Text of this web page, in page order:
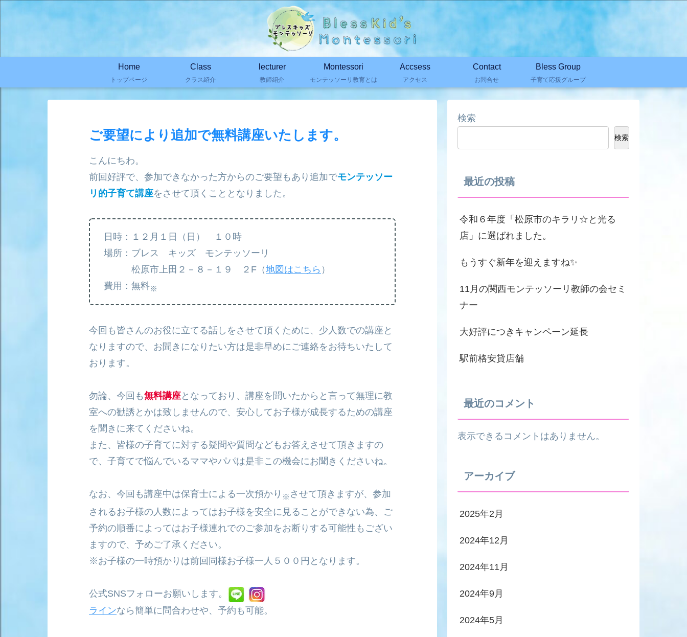
Home
トップページ
Class
クラス紹介
lecturer
教師紹介
Montessori
モンテッソーリ教育とは
Accsess
アクセス
Contact
お問合せ
Bless Group
子育て応援グループ
ご要望により追加で無料講座いたします。
こんにちわ。
前回好評で、参加できなかった方からのご要望もあり追加でモンテッソー
リ的子育て講座をさせて頂くこととなりました。
日時：１２月１日（日） １０時
場所：ブレス キッズ モンテッソーリ
松原市上田２－８－１９ ２F（地図はこちら ）
費用：無料※
今回も皆さんのお役に立てる話しをさせて頂くために、少人数での講座と
なりますので、お聞きになりたい方は是非早めにご連絡をお待ちいたして
おります。
勿論、今回も無料講座となっており、講座を聞いたからと言って無理に教
室への勧誘とかは致しませんので、安心してお子様が成長するための講座
を聞きに来てくださいね。
また、皆様の子育てに対する疑問や質問などもお答えさせて頂きますの
で、子育てで悩んでいるママやパパは是非この機会にお聞きくださいね。
なお、今回も講座中は保育士による一次預かり ※ させて頂きますが、参加
されるお子様の人数によってはお子様を安全に見ることができない為、ご
予約の順番によってはお子様連れでのご参加をお断りする可能性もござい
ますので、予めご了承ください。
※お子様の一時預かりは前回同様お子様一人５００円となります。
公式SNSフォローお願いします。
ラインなら簡単に問合わせや、予約も可能。
検索
検索
最近の投稿
令和６年度「松原市のキラリ☆と光る
店」に選ばれました。
もうすぐ新年を迎えますね✨
11月の関西モンテッソーリ教師の会セミ
ナー
大好評につきキャンペーン延長
駅前格安貸店舗
最近のコメント
表示できるコメントはありません。
アーカイブ
2025年2月
2024年12月
2024年11月
2024年9月
2024年5月